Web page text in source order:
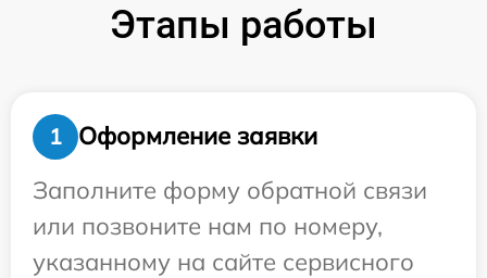
Этапы работы
1
Оформление заявки
Заполните форму обратной связи
или позвоните нам по номеру,
указанному на сайте сервисного